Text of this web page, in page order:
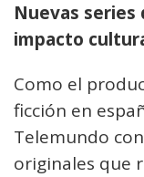
Nuevas series
impacto
Como el
ficción en
Telemundo
originales que